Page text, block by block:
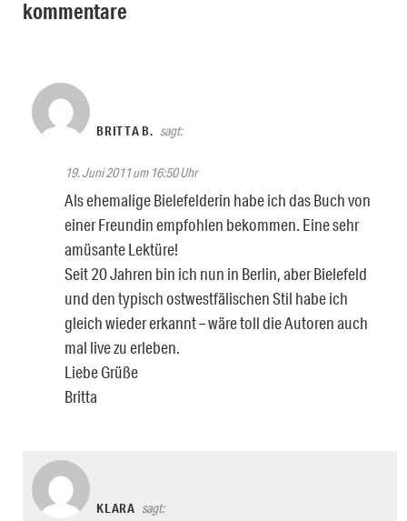
kommentare
BRITTA B. sagt:
19. Juni 2011 um 16:50 Uhr
Als ehemalige Bielefelderin habe ich das Buch von
einer Freundin empfohlen bekommen. Eine sehr
amüsante Lektüre!
Seit 20 Jahren bin ich nun in Berlin, aber Bielefeld
und den typisch ostwestfälischen Stil habe ich
gleich wieder erkannt – wäre toll die Autoren auch
mal live zu erleben.
Liebe Grüße
Britta
KLARA sagt: